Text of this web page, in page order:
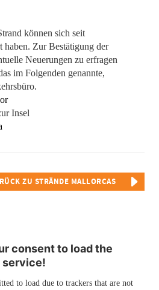
können sich seit
haben. Zur Bestätigung der
Neuerungen zu erfragen
im Folgenden genannte,
Insel
ZU STRÄNDE MALLORCAS
consent to load the
service!
to load due to trackers that are not